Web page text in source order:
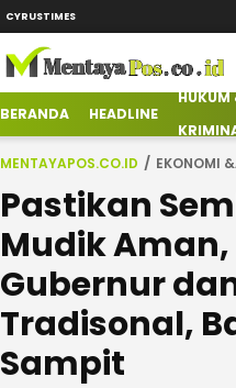
CYRUSTIMES
mentayapos.co.id
Terkini Mengabarkan
BERANDA HEADLINE
HUKUM
MENTAYAPOS.CO.ID EKONOMI
Pastikan
Mudik
Gubernur
Tradisonal,
Sampit